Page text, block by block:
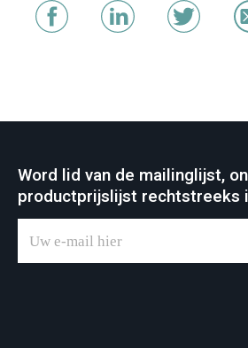
Word lid van de mailinglijst,
productprijslijst rechtstreeks